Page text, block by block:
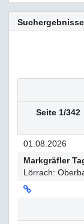
Seite 1/342
01.08.2026
Markgräfler
Lörrach: